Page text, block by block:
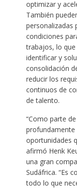
optimizar y
También
personalizadas
condiciones
trabajos, lo
identificar y
consolidación
reducir los
continuos de
de talento.
“Como parte
profundamente
oportunidades
afirmó Henk
una gran
Sudáfrica. “Es
todo lo que